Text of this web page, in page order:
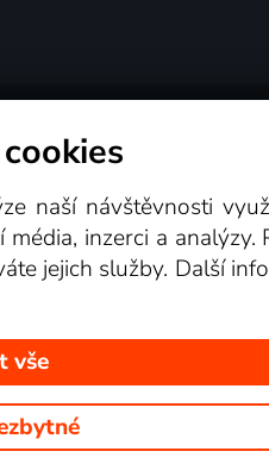
naší návštěvnosti
inzerci a
jejich služby. Další
vše